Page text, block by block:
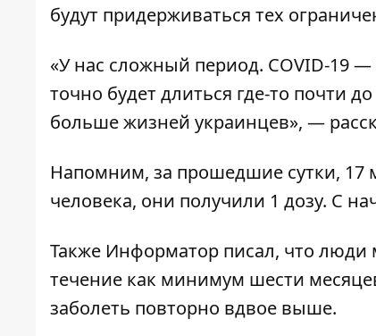
будут придерживаться тех
«У нас сложный период. COVID-19
точно будет длиться где-то почти
больше жизней украинцев», —
Напомним, за прошедшие сутки, 17
человека, они получили 1 дозу. С
Также Информатор писал, что люди
течение как минимум шести
заболеть повторно вдвое выше.